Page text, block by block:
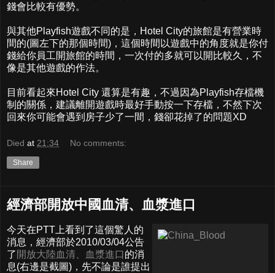
錢會比較有優勢。
與其他Playfish遊戲不同的是，Hotel City的旅館是有營業時
間的(圖左下的那個時間)，這個時間以遊戲中的角度就是你付
錢給你員工開旅館的時間，一次付的多就可以開比較久，不
像是其他遊戲的作法。
目前看起來Hotel City 還算是有趣，不過因為Playfish存檔機
制的關係，建議離開遊戲時最好手動按一下存檔，不然下次
回來你可能會遇到房子少了一間，錢卻花掉了的問題XD
Died at 21:34 No comments:
Share
經濟部開放中國血清、血漿進口
今天在PTT上看到了這個驚人的
消息，經濟部於2010/03/04公告
了 開放大陸血清、血漿進口 的消
息(右邊是截圖)，先不論是誰提出